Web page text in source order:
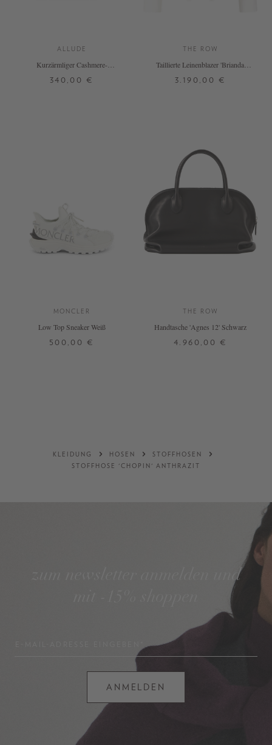
ALLUDE
Kurzärmliger Cashmere-
340,00 €
THE ROW
Taillierte Leinenblazer 'Brianda'
3.190,00 €
MONCLER
Low Top Sneaker Weiß
500,00 €
THE ROW
Handtasche 'Agnes 12' Schwarz
4.960,00 €
KLEIDUNG HOSEN
STOFFHOSEN
STOFFHOSE 'CHOPIN' ANTHRAZIT
zum newsletter anmelden und
ANMELDEN